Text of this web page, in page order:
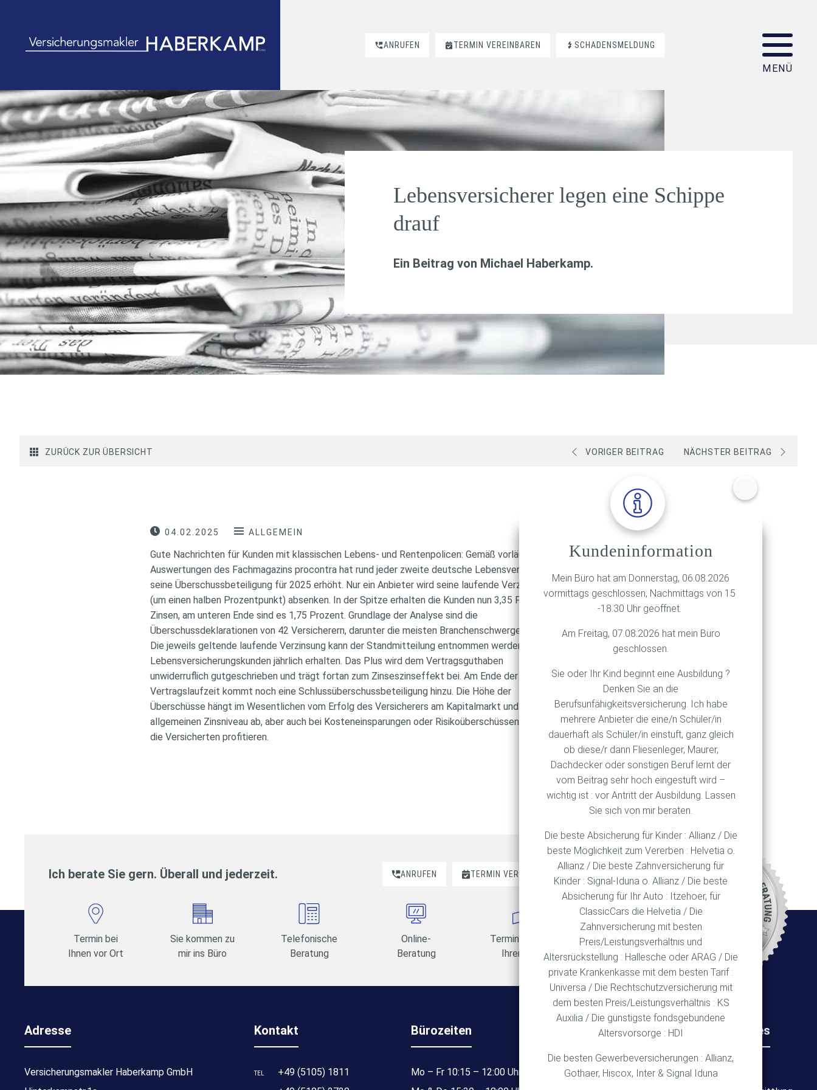
ANRUFEN TERMIN VEREINBAREN SCHADENSMELDUNG
Lebensversicherer legen eine Schippe
drauf
Ein Beitrag von Michael Haberkamp.
ZURÜCK ZUR ÜBERSICHT VORIGER BEITRAG NÄCHSTER BEITRAG
04.02.2025 ALLGEMEIN
Gute Nachrichten für Kunden mit klassischen Lebens- und Rentenpolicen: Gemäß vorläufigen
Auswertungen des Fachmagazins procontra hat rund jeder zweite deutsche Lebensversicherer
seine Überschussbeteiligung für 2025 erhöht. Nur ein Anbieter wird seine laufende Verzinsung
(um einen halben Prozentpunkt) absenken. In der Spitze erhalten die Kunden nun 3,35 Prozent
Zinsen, am unteren Ende sind es 1,75 Prozent. Grundlage der Analyse sind die
Überschussdeklarationen von 42 Versicherern, darunter die meisten Branchenschwergewichte.
Die jeweils geltende laufende Verzinsung kann der Standmitteilung entnommen werden, die
Lebensversicherungskunden jährlich erhalten. Das Plus wird dem Vertragsguthaben
unwiderruflich gutgeschrieben und trägt fortan zum Zinseszinseffekt bei. Am Ende der
Vertragslaufzeit kommt noch eine Schlussüberschussbeteiligung hinzu. Die Höhe der
Überschüsse hängt im Wesentlichen vom Erfolg des Versicherers am Kapitalmarkt und vom
allgemeinen Zinsniveau ab, aber auch bei Kosteneinsparungen oder Risikoüberschüssen können
die Versicherten profitieren.
Kundeninformation
Mein Büro hat am Donnerstag, 06.08.2026
vormittags geschlossen, Nachmittags von 15
-18.30 Uhr geöffnet.
Am Freitag, 07.08.2026 hat mein Büro
geschlossen.
Sie oder Ihr Kind beginnt eine Ausbildung ?
Denken Sie an die
Berufsunfähigkeitsversicherung. Ich habe
mehrere Anbieter die eine/n Schüler/in
dauerhaft als Schüler/in einstuft, ganz gleich
ob diese/r dann Fliesenleger, Maurer,
Dachdecker oder sonstigen Beruf lernt der
vom Beitrag sehr hoch eingestuft wird –
wichtig ist : vor Antritt der Ausbildung. Lassen
Sie sich von mir beraten.
Die beste Absicherung für Kinder : Allianz / Die
beste Möglichkeit zum Vererben : Helvetia o.
Allianz / Die beste Zahnversicherung für
Kinder : Signal-Iduna o. Allianz / Die beste
Absicherung für Ihr Auto : Itzehoer, für
ClassicCars die Helvetia / Die
Zahnversicherung mit besten
Preis/Leistungsverhältnis und
Altersrückstellung : Hallesche oder ARAG / Die
private Krankenkasse mit dem besten Tarif :
Universa / Die Rechtschutzversicherung mit
dem besten Preis/Leistungsverhältnis : KS
Auxilia / Die günstigste fondsgebundene
Altersvorsorge : HDI
Die besten Gewerbeversicherungen : Allianz,
Gothaer, Hiscox, Inter & Signal Iduna
Ich berate Sie gern. Überall und jederzeit. ANRUFEN TERMIN VEREINBAREN
Termin bei
Ihnen vor Ort
Sie kommen zu
mir ins Büro
Telefonische
Beratung
Online-
Beratung
Termine am Ort
Ihrer Wahl
Adresse
Versicherungsmakler Haberkamp GmbH
Kontakt
TEL +49 (5105) 1811
Bürozeiten
Mo – Fr 10:15 – 12:00 Uhr
Rechtliches
Impressum
Wichtiges
Über mich